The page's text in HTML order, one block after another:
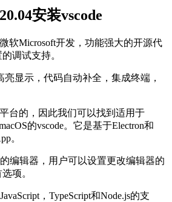
安装vscode
软Microsoft开发，功能强大的开源代
调试支持。
亮显示，代码自动补全，集成终端，
平台的，因此我们可以找到适用于
的vscode。它是基于Electron和
。
编辑器，用户可以设置更改编辑器的
项。
，TypeScript和Node.js的支